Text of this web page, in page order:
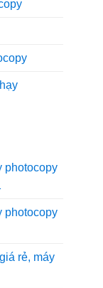
photocopy
photocopy
rẻ, máy